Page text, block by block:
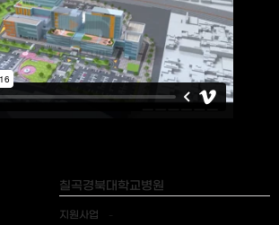
칠곡경북대학교병원
지원사업